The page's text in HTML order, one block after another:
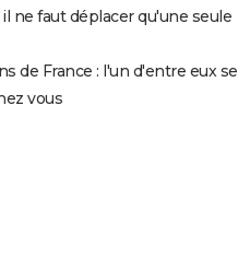
de Cannes ?
ne faut déplacer qu'une seule
de France : l'un d'entre eux se
vous